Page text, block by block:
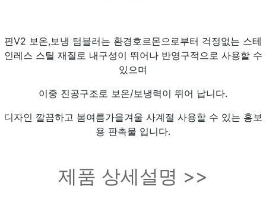
핀V2 보온,보냉 텀블러는 환경호르몬으로부터 걱정없는 스테
인레스 스틸 재질로 내구성이 뛰어나 반영구적으로 사용할 수
있으며
이중 진공구조로 보온/보냉력이 뛰어 납니다.
디자인 깔끔하고 봄여름가을겨울 사계절 사용할 수 있는 홍보
용 판촉물 입니다.
제품 상세설명 >>